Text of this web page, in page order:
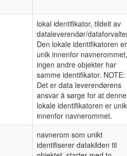
lokal identifikator, tildelt av
dataleverendør/
Den lokale identifikatoren er
unik innenfor navnerommet,
ingen andre objekter har
samme identifikator. NOTE:
Det er data leverendørens
ansvar å sørge for at denne
lokale identifikatoren er unik
innenfor navnerommet.
navnerom som unikt
identifiserer datakilden til